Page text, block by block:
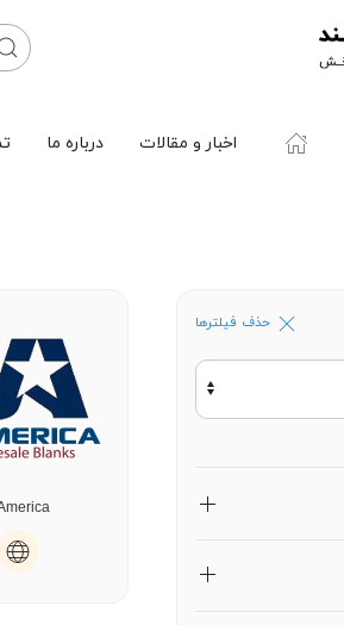
اخبار و مقالات درباره ما
حذف فیلترها